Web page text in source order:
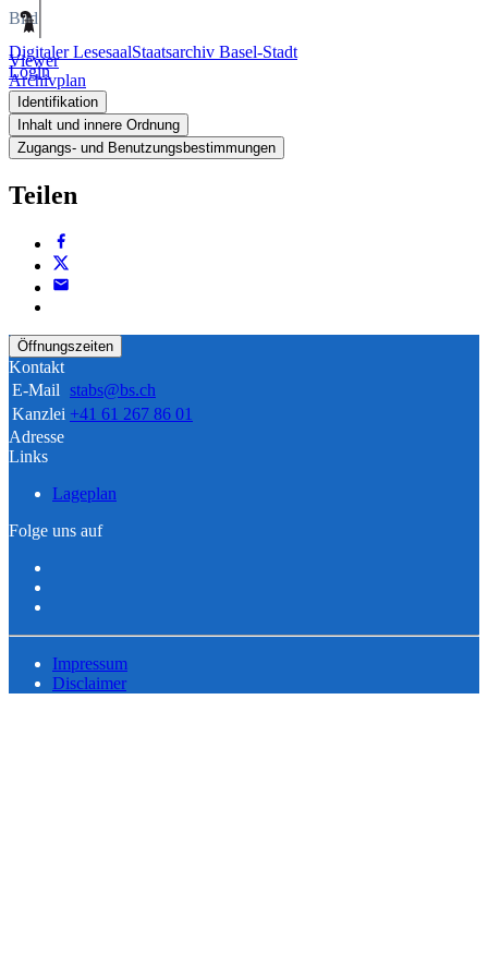
Digitaler LesesaalStaatsarchiv Basel-Stadt
Login
Bild
Viewer
Archivplan
Identifikation
Inhalt und innere Ordnung
Zugangs- und Benutzungsbestimmungen
Teilen
Öffnungszeiten
Kontakt
E-Mail stabs@bs.ch
Kanzlei +41 61 267 86 01
Adresse
Links
Lageplan
Folge uns auf
Impressum
Disclaimer